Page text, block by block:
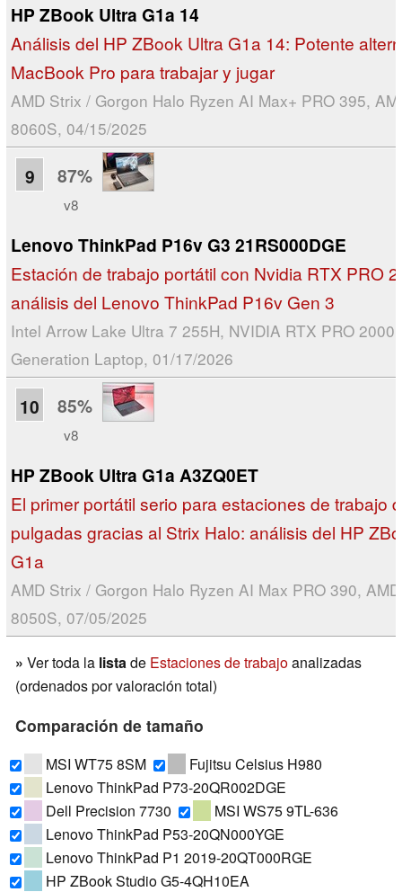
HP ZBook Ultra G1a 14
Análisis del HP ZBook Ultra G1a 14: Potente
MacBook Pro para trabajar y jugar
AMD Strix / Gorgon Halo Ryzen AI Max+ PRO 395,
8060S, 04/15/2025
9 87%
v8
Lenovo ThinkPad P16v G3 21RS000DGE
Estación de trabajo portátil con Nvidia RTX PRO
análisis del Lenovo ThinkPad P16v Gen 3
Intel Arrow Lake Ultra 7 255H, NVIDIA RTX PRO 2000
Generation Laptop, 01/17/2026
10 85%
v8
HP ZBook Ultra G1a A3ZQ0ET
El primer portátil serio para estaciones de trabajo
pulgadas gracias al Strix Halo: análisis del HP
G1a
AMD Strix / Gorgon Halo Ryzen AI Max PRO 390,
8050S, 07/05/2025
» Ver toda la listade Estaciones de trabajoanalizadas
(ordenados por valoración total)
Comparación de tamaño
MSI WT75 8SM
Fujitsu Celsius H980
Lenovo ThinkPad P73-20QR002DGE
Dell Precision 7730
MSI WS75 9TL-636
Lenovo ThinkPad P53-20QN000YGE
Lenovo ThinkPad P1 2019-20QT000RGE
HP ZBook Studio G5-4QH10EA